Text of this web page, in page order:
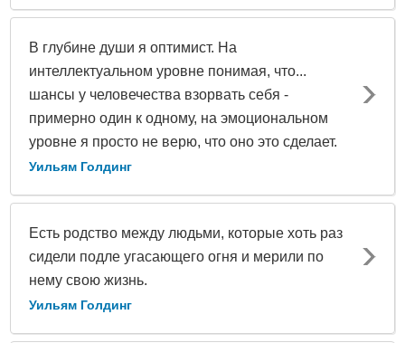
В глубине души я оптимист. На
интеллектуальном уровне понимая, что...
шансы у человечества взорвать себя -
примерно один к одному, на эмоциональном
уровне я просто не верю, что оно это сделает.
Уильям Голдинг
Есть родство между людьми, которые хоть раз
сидели подле угасающего огня и мерили по
нему свою жизнь.
Уильям Голдинг